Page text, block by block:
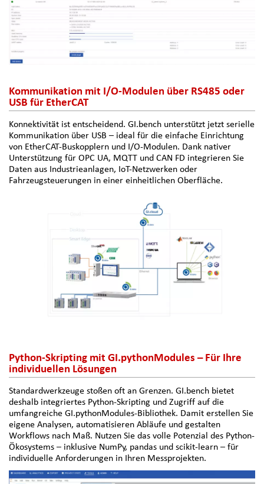
Kommunikation mit I/O-Modulen über RS485 oder
USB für EtherCAT
Konnektivität ist entscheidend. GI.bench unterstützt jetzt serielle
Kommunikation über USB – ideal für die einfache Einrichtung
von EtherCAT-Buskopplern und I/O-Modulen. Dank nativer
Unterstützung für OPC UA, MQTT und CAN FD integrieren Sie
Daten aus Industrieanlagen, IoT-Netzwerken oder
Fahrzeugsteuerungen in einer einheitlichen Oberfläche.
Python-Skripting mit GI.pythonModules – Für Ihre
individuellen Lösungen
Standardwerkzeuge stoßen oft an Grenzen. GI.bench bietet
deshalb integriertes Python-Skripting und Zugriff auf die
umfangreiche GI.pythonModules-Bibliothek. Damit erstellen Sie
eigene Analysen, automatisieren Abläufe und gestalten
Workflows nach Maß. Nutzen Sie das volle Potenzial des Python-
Ökosystems – inklusive NumPy, pandas und scikit-learn – für
individuelle Anforderungen in Ihren Messprojekten.